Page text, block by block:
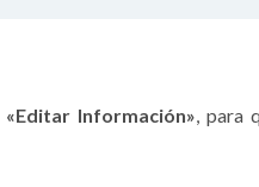
«Editar Información», para